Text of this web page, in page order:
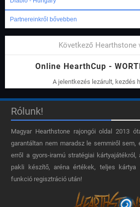
Partnereinkről bővebben
Következő Hearthstone
Online HearthCup -
A jelentkezés lezárult, kezdés
Rólunk!
Magyar Hearthstone​ rajongói oldal 2013
garantáltan nem maradsz le semmiről sem,
erről a gyors-iramú stratégiai kártyajátékról,
pakli készítő, aréna értékek, teljes kártya
funkció regisztráció után!